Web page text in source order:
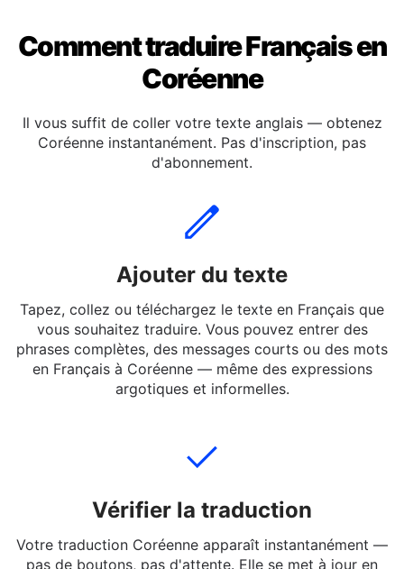
Comment traduire Français en
Coréenne
Il vous suffit de coller votre texte anglais — obtenez
d'abonnement.
Ajouter du texte
Tapez, collez ou téléchargez le texte en Français que
vous souhaitez traduire. Vous pouvez entrer des
phrases complètes, des messages courts ou des mots
Vérifier la traduction